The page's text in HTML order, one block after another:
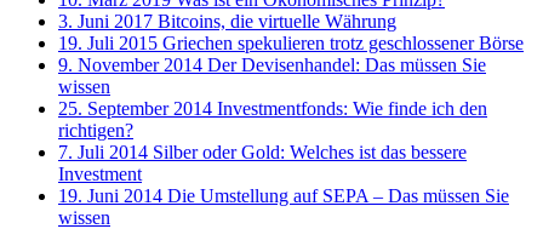
3. Juni 2017 Bitcoins, die virtuelle Währung
19. Juli 2015 Griechen spekulieren trotz geschlossener Börse
9. November 2014 Der Devisenhandel: Das müssen Sie
wissen
25. September 2014 Investmentfonds: Wie finde ich den
richtigen?
7. Juli 2014 Silber oder Gold: Welches ist das bessere
Investment
19. Juni 2014 Die Umstellung auf SEPA – Das müssen Sie
wissen